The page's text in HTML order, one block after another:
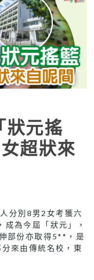
狀元搖
超狀來
分別8男2女考獲六
為今屆「狀元」，
部份亦取得5**，是
來由傳統名校，東